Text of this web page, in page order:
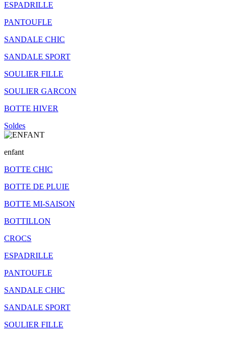
ESPADRILLE
PANTOUFLE
SANDALE CHIC
SANDALE SPORT
SOULIER FILLE
SOULIER GARCON
BOTTE HIVER
Soldes
enfant
BOTTE CHIC
BOTTE DE PLUIE
BOTTE MI-SAISON
BOTTILLON
CROCS
ESPADRILLE
PANTOUFLE
SANDALE CHIC
SANDALE SPORT
SOULIER FILLE